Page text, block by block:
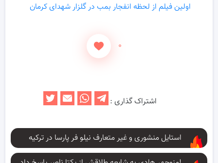
اولین فیلم از لحظه انفجار بمب در گلزار شهدای کرمان
۰
اشتراک گذاری :
استایل منشوری و غیر متعارف نیلو فر پارسا در ترکیه